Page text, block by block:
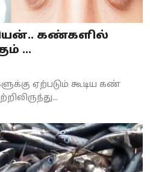
கண்களில்
...
ஏற்படும் கூடிய கண்